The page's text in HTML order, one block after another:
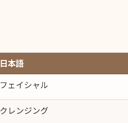
日本語
フェイシャル
クレンジング